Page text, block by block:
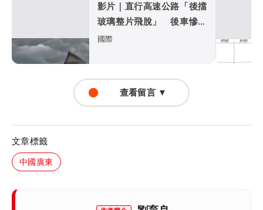
影片｜直行高速公路「後擋
玻璃整片飛脫」 後車慘遭
比亞迪擊落
國際
查看留言 ▼
文章標籤
中國廣東